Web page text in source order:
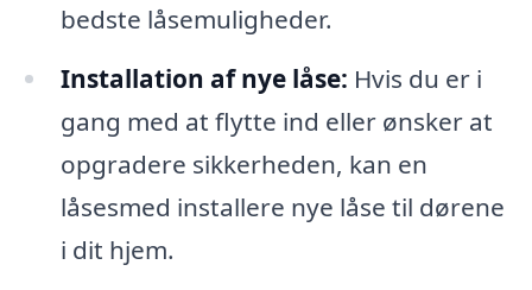
bedste låsemuligheder.
Installation af nye låse: Hvis du er i
gang med at flytte ind eller ønsker at
opgradere sikkerheden, kan en
låsesmed installere nye låse til dørene
i dit hjem.